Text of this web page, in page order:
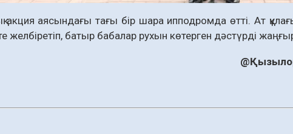
акция аясындағы тағы бір шара ипподромда өтті. Ат
желбіретіп, батыр бабалар рухын көтерген дәстүрді